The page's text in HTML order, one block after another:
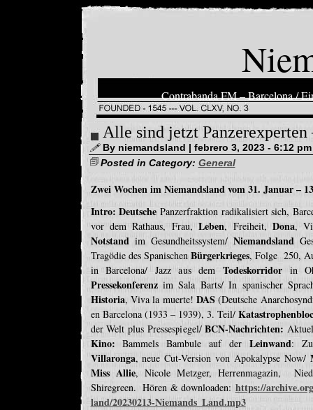
Contrabanda FM – Barcelona /
Alle sind jetzt Panzerexperten
By niemandsland | febrero 3, 2023 - 6:12 pm
Posted in Category: General
Zwei Wochen im Niemandsland vom 31. Januar –
Intro: Deutsche Panzerfraktion radikalisiert sich,
vor dem Rathaus, Frau,Leben, Freiheit, Dona,
Notstandim Gesundheitssystem/ Niemandsland
Tragödie des SpanischenBürgerkrieges, Folge 250,
in Barcelona/ Jazz aus dem Todeskorridorin
Pressekonferenzim Sala Barts/ In spanischer
Historia, Viva la muerte! DAS (Deutsche
en Barcelona (1933 – 1939), 3. Teil/
der Welt plus Pressespiegel/BCN-Nachrichten:
Kino: Bammels Bambule auf der Leinwand:
Villaronga, neue Cut-Version von Apokalypse Now/
Miss Allie, Nicole Metzger, Herrenmagazin,
Shiregreen. Hören & downloaden: https://
land/20230213-Niemands_Land.mp3